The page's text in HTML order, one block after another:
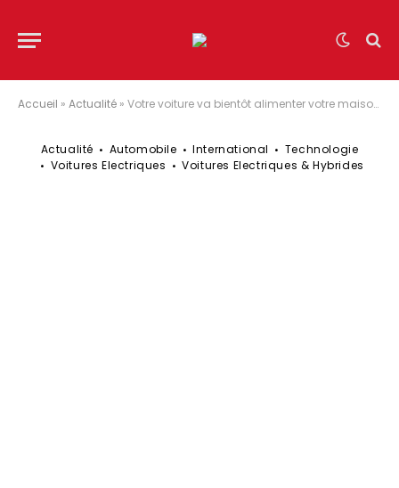
Accueil » Actualité » Votre voiture va bientôt alimenter votre maison : l’Allemagne ouvre la voie
Actualité Automobile International
Technologie
Voitures Electriques
Voitures Electriques & Hybrides